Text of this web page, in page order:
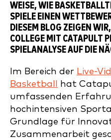
WEISE, WIE
SPIELE EINEN
DIESEM BLOG ZEIGEN
COLLEGE MIT CATAPULT
SPIELANALYSE AUF DIE
Im Bereich der Live-
Basketball
hat
umfassenden
hochintensiven
Grundlage für
Zusammenarbeit